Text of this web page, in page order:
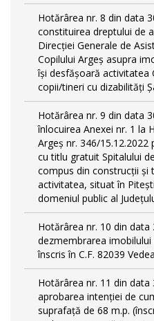
Hotărârea nr. 8 din data
constituirea dreptului de
Direcției Generale de
Copilului Argeș asupra
își desfășoară activitatea
copii/tineri cu dizabilități
Hotărârea nr. 9 din data
înlocuirea Anexei nr. 1 la
Argeș nr. 346/
cu titlu gratuit Spitalului
compus din construcții și
activitatea, situat în
domeniul public al
Hotărârea nr. 10 din data
dezmembrarea imobilului
înscris în C.F. 82039
Hotărârea nr. 11 din data
aprobarea intenției de
suprafață de 68 m.p.